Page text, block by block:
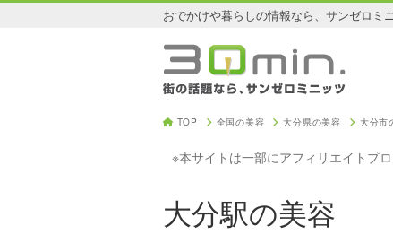
おでかけや暮らしの情報なら、サンゼロミ
TOP 全国の美容 大分県の美容 大分市
※本サイトは一部にアフィリエイトプ
大分駅の美容